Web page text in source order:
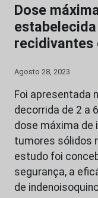
Dose
recidivantes
Agosto 28, 2023
Foi apresentada
decorrida de 2 a
dose máxima de
tumores sólidos
estudo foi
segurança, a
de